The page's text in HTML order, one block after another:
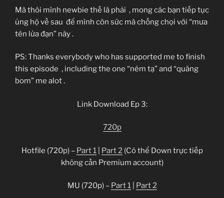
Mà thôi mình newbie thế là phải , mong các bạn tiếp tục
ủng hộ về sau để mình còn sức mà chống chọi với “mưa
tên lửa đạn” này.
PS: Thanks everybody who has supported me to finish
this episode , including the one “ném tạ” and “quăng
bom” me alot.
Link Download Ep 3:
720p
Hotfile (720p) – Part 1| Part 2 (Có thể Down trực tiếp
không cần Premium account)
MU (720p) – Part 1| Part 2